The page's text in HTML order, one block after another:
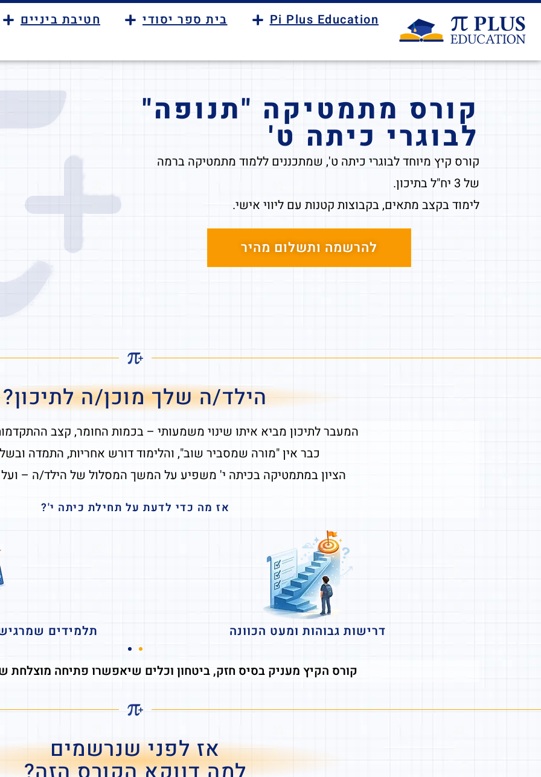
Pi Plus Education בית ספר יסודי חטיבת ביניים
קורס מתמטיקה "תנופה"
לבוגרי כיתה ט'
קורס קיץ מיוחד לבוגרי כיתה ט', שמתכננים ללמוד מתמטיקה ברמה
של 3 יח"ל בתיכון.
לימוד בקצב מתאים, בקבוצות קטנות עם ליווי אישי.
להרשמה ותשלום מהיר
הילד/ה שלך מוכן/ה לתיכון?
המעבר לתיכון מביא איתו שינוי משמעותי – בכמות החומר, קצב
כבר אין "מורה שמסביר שוב", והלימוד דורש אחריות, התמדה
הציון במתמטיקה בכיתה י' משפיע על המשך המסלול של הילד/ה –
אז מה כדי לדעת על תחילת כיתה י'?
קצב לימוד מואץ ויותר משימות
קורס הקיץ מעניק בסיס חזק, ביטחון וכלים שיאפשרו פתיחה
אז לפני שנרשמים